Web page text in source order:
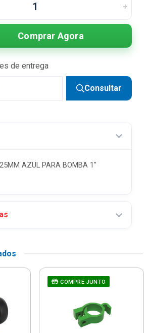
Comprar Agora
de entrega
Consultar
AZUL PARA BOMBA 1"
COMPRE JUNTO